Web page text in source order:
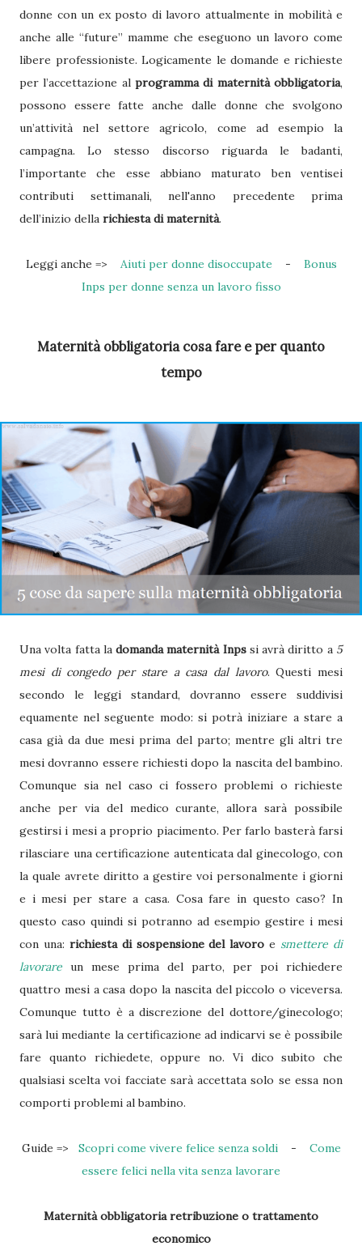
donne con un ex posto di lavoro attualmente in mobilità e
anche alle “future” mamme che eseguono un lavoro come
libere professioniste. Logicamente le domande e richieste
per l’accettazione al programma di maternità obbligatoria,
possono essere fatte anche dalle donne che svolgono
un’attività nel settore agricolo, come ad esempio la
campagna. Lo stesso discorso riguarda le badanti,
l’importante che esse abbiano maturato ben ventisei
contributi settimanali, nell'anno precedente prima
dell’inizio della richiesta di maternità.
Leggi anche => Aiuti per donne disoccupate - Bonus
Inps per donne senza un lavoro fisso
Maternità obbligatoria cosa fare e per quanto
tempo
Una volta fatta ladomanda maternità Inpssi avrà diritto a 5
mesi di congedo per stare a casa dal lavoro. Questi mesi
secondo le leggi standard, dovranno essere suddivisi
equamente nel seguente modo: si potrà iniziare a stare a
casa già da due mesi prima del parto; mentre gli altri tre
mesi dovranno essere richiesti dopo la nascita del bambino.
Comunque sia nel caso ci fossero problemi o richieste
anche per via del medico curante, allora sarà possibile
gestirsi i mesi a proprio piacimento. Per farlo basterà farsi
rilasciare una certificazione autenticata dal ginecologo, con
la quale avrete diritto a gestire voi personalmente i giorni
e i mesi per stare a casa. Cosa fare in questo caso? In
questo caso quindi si potranno ad esempio gestire i mesi
con una: richiesta di sospensione del lavoro e smettere di
lavorare un mese prima del parto, per poi richiedere
quattro mesi a casa dopo la nascita del piccolo o viceversa.
Comunque tutto è a discrezione del dottore/ginecologo;
sarà lui mediante la certificazione ad indicarvi se è possibile
fare quanto richiedete, oppure no. Vi dico subito che
qualsiasi scelta voi facciate sarà accettata solo se essa non
comporti problemi al bambino.
Guide => Scopri come vivere felice senza soldi- Come
essere felici nella vita senza lavorare
Maternità obbligatoria retribuzione o trattamento
economico